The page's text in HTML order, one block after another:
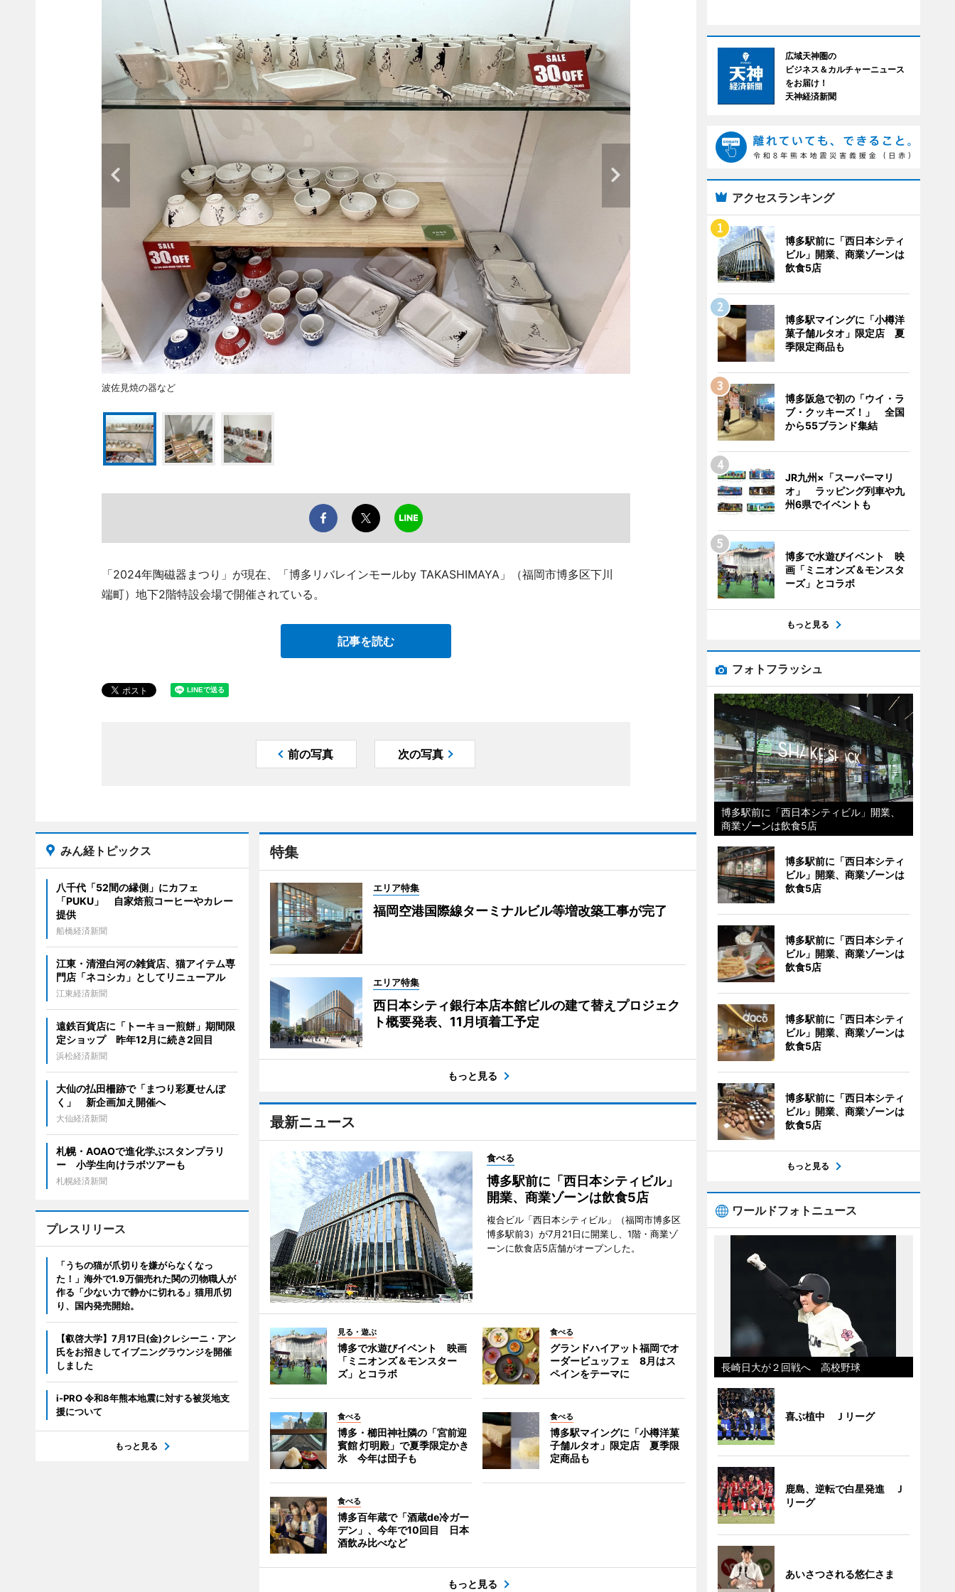
波佐見焼の器など
「2024年陶磁器まつり」が現在、「博多リバレインモールby TAKASHIMAYA」（福岡市博多区下川
端町）地下2階特設会場で開催されている。
記事を読む
前の写真 次の写真
特集
エリア特集
福岡空港国際線ターミナルビル等増改築工事が完了
エリア特集
西日本シティ銀行本店本館ビルの建て替えプロジェク
ト概要発表、11月頃着工予定
もっと見る
最新ニュース
食べる
博多駅前に「西日本シティビル」
開業、商業ゾーンは飲食5店
複合ビル「西日本シティビル」（福岡市博多区
博多駅前3）が7月21日に開業し、1階・商業ゾ
ーンに飲食店5店舗がオープンした。
見る・遊ぶ
博多で水遊びイベント 映画
「ミニオンズ＆モンスター
ズ」とコラボ
食べる
グランドハイアット福岡でオ
ーダービュッフェ 8月はス
ペインをテーマに
食べる
博多・櫛田神社隣の「宮前迎
賓館 灯明殿」で夏季限定かき
氷 今年は団子も
食べる
博多駅マイングに「小樽洋菓
子舗ルタオ」限定店 夏季限
定商品も
食べる
博多百年蔵で「酒蔵de冷ガー
デン」、今年で10回目 日本
酒飲み比べなど
もっと見る
みん経トピックス
八千代「52間の縁側」にカフェ
「PUKU」 自家焙煎コーヒーやカレー
提供
船橋経済新聞
江東・清澄白河の雑貨店、猫アイテム専
門店「ネコシカ」としてリニューアル
江東経済新聞
遠鉄百貨店に「トーキョー煎餅」期間限
定ショップ 昨年12月に続き2回目
浜松経済新聞
大仙の払田柵跡で「まつり彩夏せんぼ
く」 新企画加え開催へ
大仙経済新聞
札幌・AOAOで進化学ぶスタンプラリ
ー 小学生向けラボツアーも
札幌経済新聞
プレスリリース
「うちの猫が爪切りを嫌がらなくなっ
た！」海外で1.9万個売れた関の刃物職人が
作る「少ない力で静かに切れる」猫用爪切
り、国内発売開始。
【叡啓大学】7月17日(金)クレシーニ・アン
氏をお招きしてイブニングラウンジを開催
しました
i-PRO 令和8年熊本地震に対する被災地支
援について
もっと見る
広域天神圏の
ビジネス＆カルチャーニュース
をお届け！
天神経済新聞
アクセスランキング
博多駅前に「西日本シティ
ビル」開業、商業ゾーンは
飲食5店
博多駅マイングに「小樽洋
菓子舗ルタオ」限定店 夏
季限定商品も
博多阪急で初の「ウイ・ラ
ブ・クッキーズ！」 全国
から55ブランド集結
JR九州×「スーパーマリ
オ」 ラッピング列車や九
州6県でイベントも
博多で水遊びイベント 映
画「ミニオンズ＆モンスタ
ーズ」とコラボ
もっと見る
フォトフラッシュ
博多駅前に「西日本シティビル」開業、
商業ゾーンは飲食5店
博多駅前に「西日本シティ
ビル」開業、商業ゾーンは
飲食5店
博多駅前に「西日本シティ
ビル」開業、商業ゾーンは
飲食5店
博多駅前に「西日本シティ
ビル」開業、商業ゾーンは
飲食5店
博多駅前に「西日本シティ
ビル」開業、商業ゾーンは
飲食5店
もっと見る
ワールドフォトニュース
長崎日大が２回戦へ 高校野球
喜ぶ植中 Ｊリーグ
鹿島、逆転で白星発進 Ｊ
リーグ
あいさつされる悠仁さま